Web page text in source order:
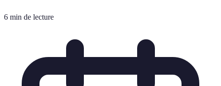
6 min de lecture